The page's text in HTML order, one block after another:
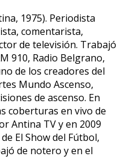
1975). Periodista
comentarista,
de televisión. Trabajó
910, Radio Belgrano,
de los creadores del
Mundo Ascenso,
de ascenso. En
coberturas en vivo de
Antina TV y en 2009
El Show del Fútbol,
de notero y en el